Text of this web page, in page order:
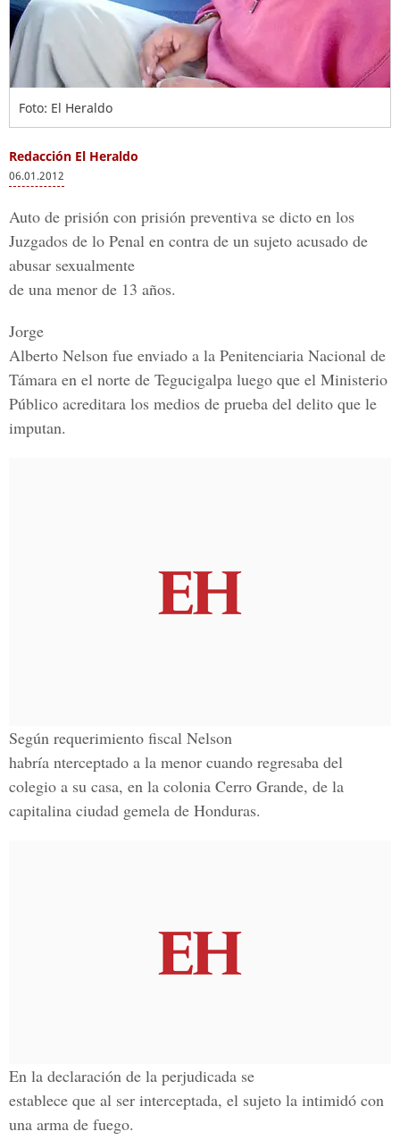
Foto: El Heraldo
Redacción El Heraldo
06.01.2012
Auto de prisión con prisión preventiva se dicto en los
Juzgados de lo Penal en contra de un sujeto acusado de
abusar sexualmente
de una menor de 13 años.
Jorge
Alberto Nelson fue enviado a la Penitenciaria Nacional de
Támara en el norte de Tegucigalpa luego que el Ministerio
Público acreditara los medios de prueba del delito que le
imputan.
Según requerimiento fiscal Nelson
habría nterceptado a la menor cuando regresaba del
colegio a su casa, en la colonia Cerro Grande, de la
capitalina ciudad gemela de Honduras.
En la declaración de la perjudicada se
establece que al ser interceptada, el sujeto la intimidó con
una arma de fuego.